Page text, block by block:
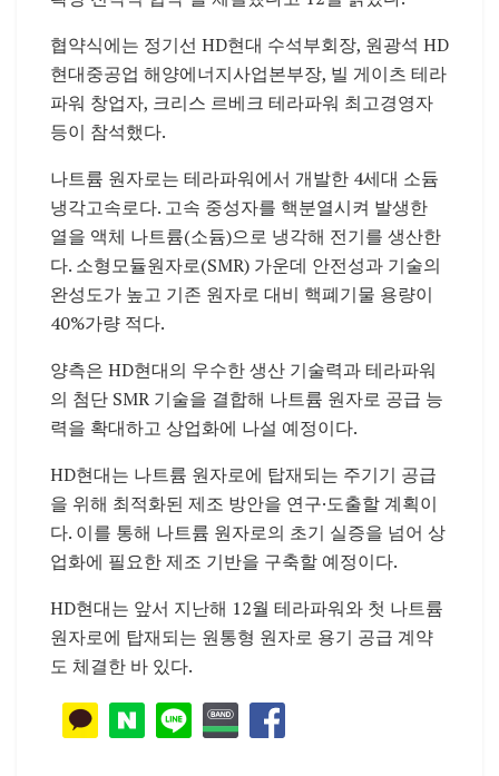
협약식에는 정기선 HD현대 수석부회장, 원광석 HD
현대중공업 해양에너지사업본부장, 빌 게이츠 테라
파워 창업자, 크리스 르베크 테라파워 최고경영자
등이 참석했다.
나트륨 원자로는 테라파워에서 개발한 4세대 소듐
냉각고속로다. 고속 중성자를 핵분열시켜 발생한
열을 액체 나트륨(소듐)으로 냉각해 전기를 생산한
다. 소형모듈원자로(SMR) 가운데 안전성과 기술의
완성도가 높고 기존 원자로 대비 핵폐기물 용량이
40%가량 적다.
양측은 HD현대의 우수한 생산 기술력과 테라파워
의 첨단 SMR 기술을 결합해 나트륨 원자로 공급 능
력을 확대하고 상업화에 나설 예정이다.
HD현대는 나트륨 원자로에 탑재되는 주기기 공급
을 위해 최적화된 제조 방안을 연구·도출할 계획이
다. 이를 통해 나트륨 원자로의 초기 실증을 넘어 상
업화에 필요한 제조 기반을 구축할 예정이다.
HD현대는 앞서 지난해 12월 테라파워와 첫 나트륨
원자로에 탑재되는 원통형 원자로 용기 공급 계약
도 체결한 바 있다.